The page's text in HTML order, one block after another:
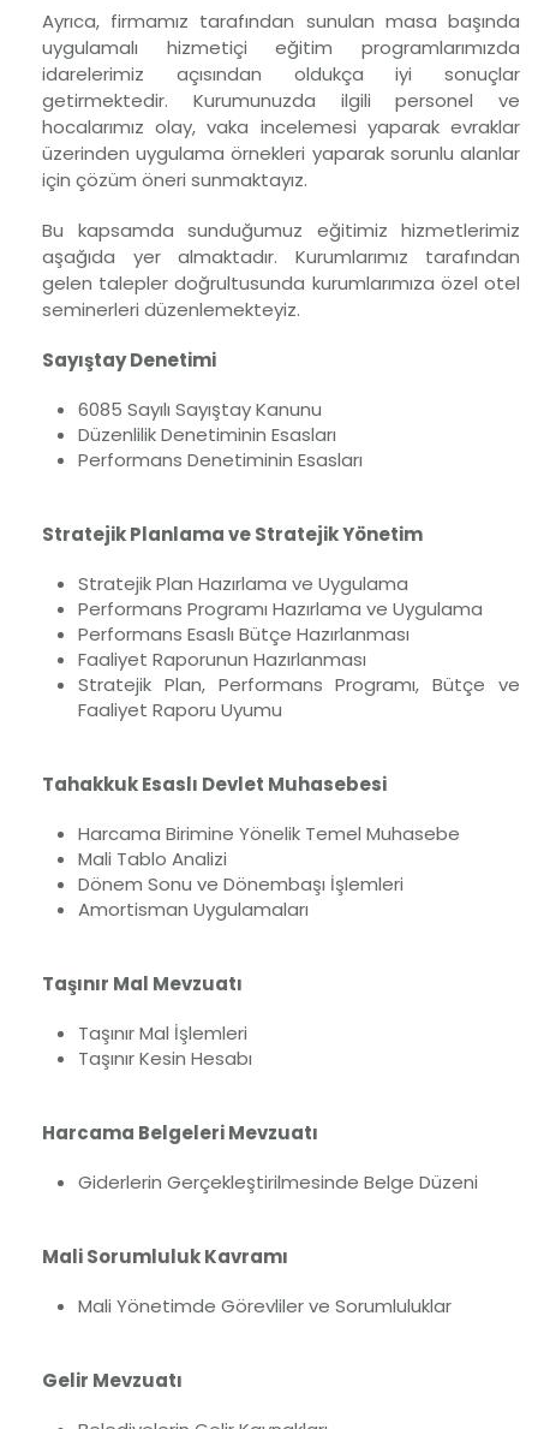
Ayrıca, firmamız tarafından sunulan masa başında
uygulamalı hizmetiçi eğitim programlarımızda
idarelerimiz açısından oldukça iyi sonuçlar
getirmektedir. Kurumunuzda ilgili personel ve
hocalarımız olay, vaka incelemesi yaparak evraklar
üzerinden uygulama örnekleri yaparak sorunlu alanlar
için çözüm öneri sunmaktayız.
Bu kapsamda sunduğumuz eğitimiz hizmetlerimiz
aşağıda yer almaktadır. Kurumlarımız tarafından
gelen talepler doğrultusunda kurumlarımıza özel otel
seminerleri düzenlemekteyiz.
Sayıştay Denetimi
6085 Sayılı Sayıştay Kanunu
Düzenlilik Denetiminin Esasları
Performans Denetiminin Esasları
Stratejik Planlama ve Stratejik Yönetim
Stratejik Plan Hazırlama ve Uygulama
Performans Programı Hazırlama ve Uygulama
Performans Esaslı Bütçe Hazırlanması
Faaliyet Raporunun Hazırlanması
Stratejik Plan, Performans Programı, Bütçe ve
Faaliyet Raporu Uyumu
Tahakkuk Esaslı Devlet Muhasebesi
Harcama Birimine Yönelik Temel Muhasebe
Mali Tablo Analizi
Dönem Sonu ve Dönembaşı İşlemleri
Amortisman Uygulamaları
Taşınır Mal Mevzuatı
Taşınır Mal İşlemleri
Taşınır Kesin Hesabı
Harcama Belgeleri Mevzuatı
Giderlerin Gerçekleştirilmesinde Belge Düzeni
Mali Sorumluluk Kavramı
Mali Yönetimde Görevliler ve Sorumluluklar
Gelir Mevzuatı